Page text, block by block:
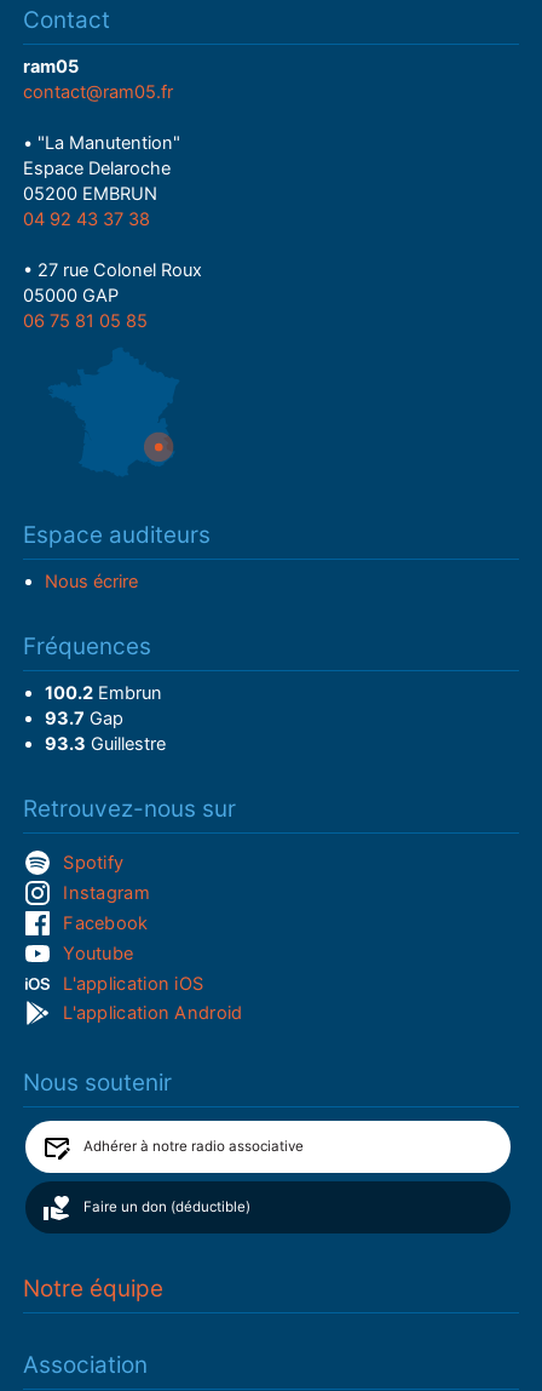
Contact
ram05
contact@ram05.fr
• "La Manutention"
Espace Delaroche
05200 EMBRUN
04 92 43 37 38
• 27 rue Colonel Roux
05000 GAP
06 75 81 05 85
Espace auditeurs
Nous écrire
Fréquences
100.2Embrun
93.7 Gap
93.3 Guillestre
Retrouvez-nous sur
Spotify
Instagram
Facebook
Youtube
L'application iOS
L'application Android
Nous soutenir
Adhérer à notre radio associative
Faire un don (déductible)
Notre équipe
Association